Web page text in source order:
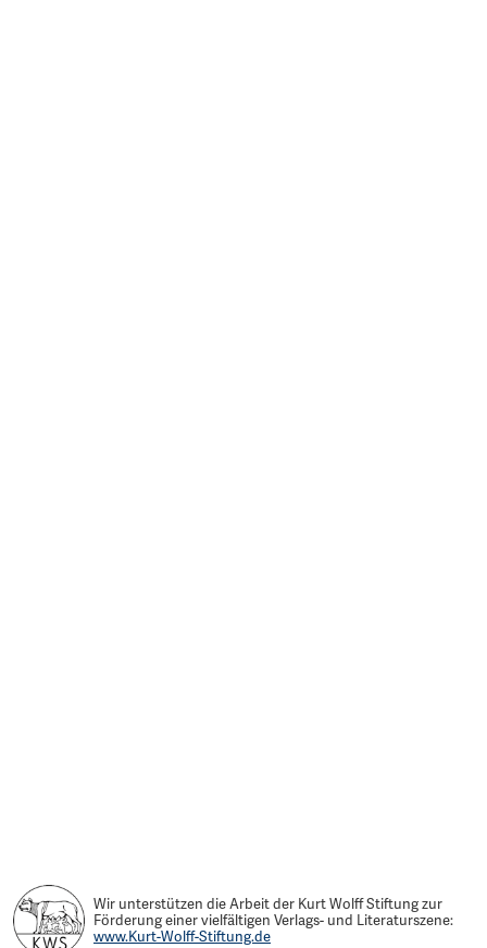
Wir unterstützen die Arbeit der Kurt Wolff Stiftung zur
Förderung einer vielfältigen Verlags- und Literaturszene:
www.Kurt-Wolff-Stiftung.de